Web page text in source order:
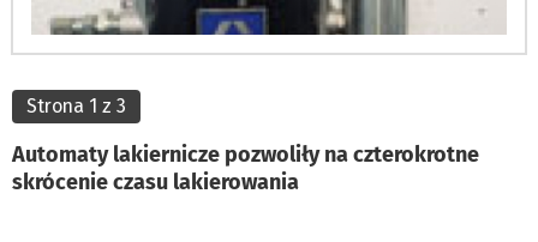
Strona 1 z 3
Automaty lakiernicze pozwoliły na czterokrotne
skrócenie czasu lakierowania